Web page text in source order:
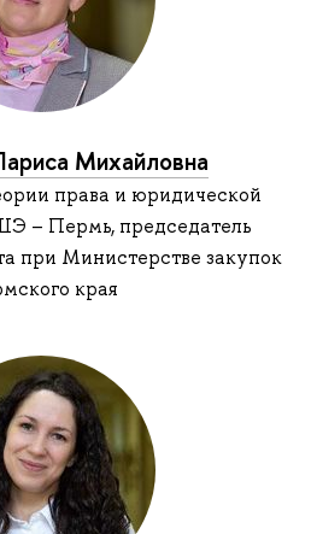
Михайловна
права и юридической
– Пермь, председатель
при Министерстве закупок
края